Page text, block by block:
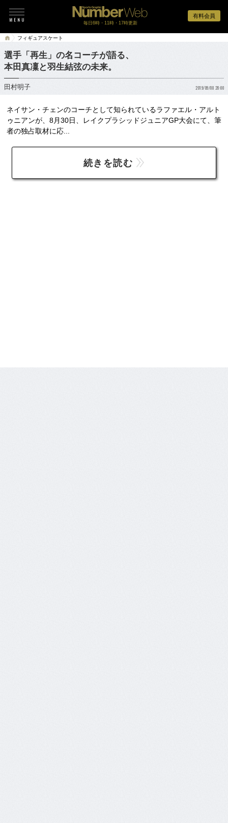
有料会員
毎日6時・11時・17時更新
フィギュアスケート
選手「再生」の名コーチが語る、
本田真凜と羽生結弦の未来。
田村明子 2019/09/08 20:00
ネイサン・チェンのコーチとして知られているラファエル・アルト
ゥニアンが、8月30日、レイクプラシッドジュニアGP大会にて、筆
者の独占取材に応...
続きを読む